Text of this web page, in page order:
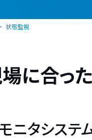
状態監視
に合っ
ニタシステ